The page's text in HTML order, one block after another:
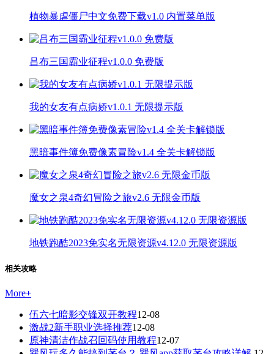
植物暴虐僵尸中文免费下载v1.0 内置菜单版
吕布三国霸业征程v1.0.0 免费版
我的女友有点病娇v1.0.1 无限提示版
黑暗事件簿免费像素冒险v1.4 全关卡解锁版
魔女之泉4奇幻冒险之旅v2.6 无限金币版
地铁跑酷2023免实名无限资源v4.12.0 无限资源版
相关攻略
More+
伍六七暗影交锋双开教程12-08
激战2新手职业选择推荐12-08
原神清洁作战召回码使用教程12-07